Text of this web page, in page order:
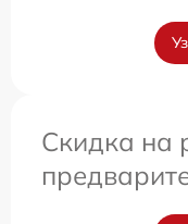
Скидка на